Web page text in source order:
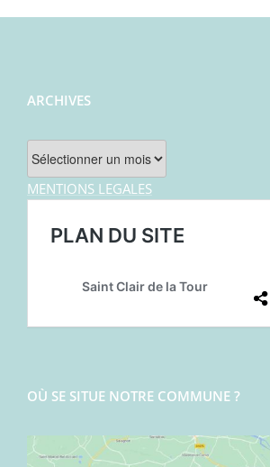
ARCHIVES
Archives
MENTIONS LEGALES
OÙ SE SITUE NOTRE COMMUNE ?